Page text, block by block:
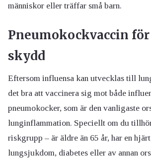
människor eller träffar små barn.
Pneumokockvaccin
skydd
Eftersom influensa kan utvecklas till
det bra att vaccinera sig mot både
pneumokocker, som är den vanligaste
lunginflammation. Speciellt om du
riskgrupp – är äldre än 65 år, har en
lungsjukdom, diabetes eller av annan